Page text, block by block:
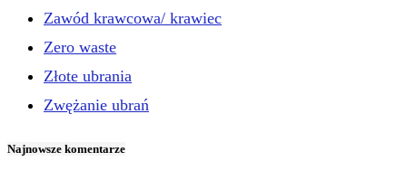
Zawód krawcowa/ krawiec
Zero waste
Złote ubrania
Zwężanie ubrań
Najnowsze komentarze